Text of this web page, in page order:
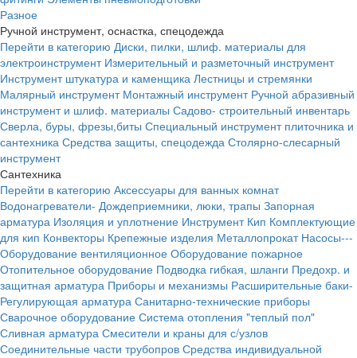
Разное
Ручной инструмент, оснастка, спецодежда
Перейти в категорию Диски, пилки, шлиф. материалы для
электроинструмент Измерительный и разметочный инструмент
Инструмент штукатура и каменщика Лестницы и стремянки
Малярный инструмент Монтажный инструмент Ручной абразивный
инструмент и шлиф. материалы Садово- строительный инвентарь
Сверла, буры, фрезы,биты Специальный инструмент плиточника и
сантехника Средства защиты, спецодежда Столярно-слесарный
инструмент
Сантехника
Перейти в категорию Аксессуары для ванных комнат
Водонагреватели- Дождеприемники, люки, трапы Запорная
арматура Изоляция и уплотнение Инструмент Кип Комплектующие
для кип Конвекторы Крепежные изделия Металлопрокат Насосы---
Оборудование вентиляционное Оборудование пожарное
Отопительное оборудование Подводка гибкая, шланги Предохр. и
защитная арматура Приборы и механизмы Расширительные баки-
Регулирующая арматура Санитарно-технические приборы
Сварочное оборудование Система отопления "теплый пол"
Сливная арматура Смесители и краны для с/узлов
Соединительные части трубопров Средства индивидуальной